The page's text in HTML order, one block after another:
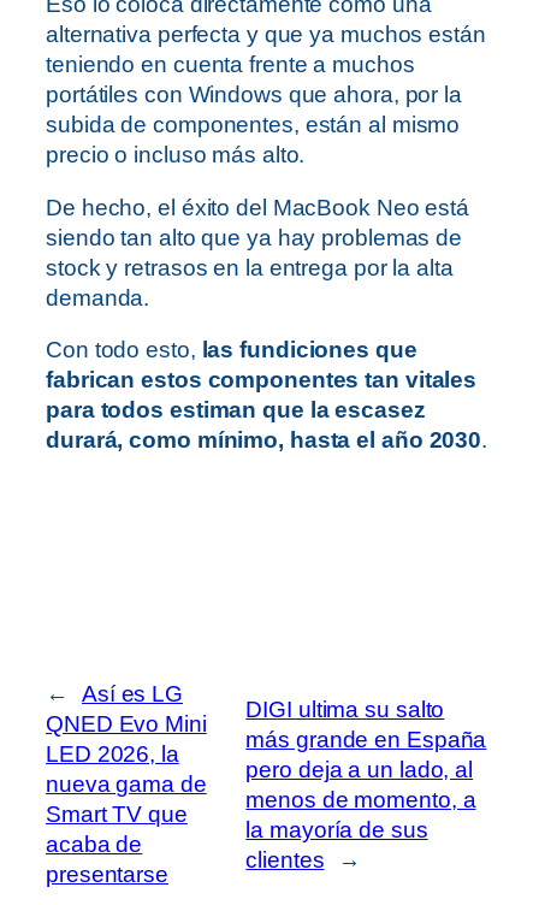
alternativa perfecta y que ya muchos están
teniendo en cuenta frente a muchos
portátiles con Windows que ahora, por la
subida de componentes, están al mismo
precio o incluso más alto.
De hecho, el éxito del MacBook Neo está
siendo tan alto que ya hay problemas de
stock y retrasos en la entrega por la alta
demanda.
Con todo esto, las fundiciones que
fabrican estos componentes tan vitales
para todos estiman que la escasez
durará, como mínimo, hasta el año 2030.
←
Así es LG
QNED Evo Mini
LED 2026, la
nueva gama de
Smart TV que
acaba de
presentarse
DIGI ultima su salto
más grande en España
pero deja a un lado, al
menos de momento, a
la mayoría de sus
clientes
→